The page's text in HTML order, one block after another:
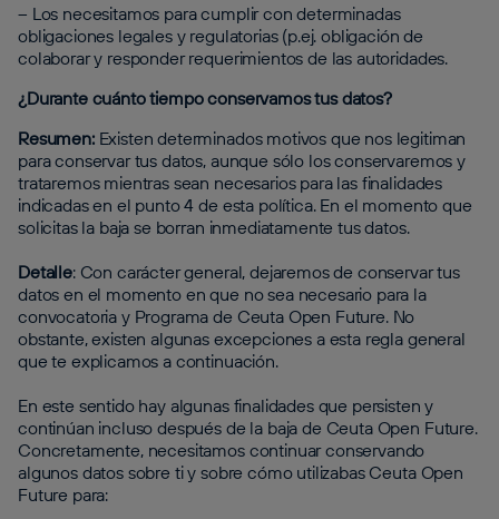
– Los necesitamos para cumplir con determinadas
obligaciones legales y regulatorias (p.ej. obligación de
colaborar y responder requerimientos de las autoridades.
¿Durante cuánto tiempo conservamos tus datos?
Resumen:Existen determinados motivos que nos legitiman
para conservar tus datos, aunque sólo los conservaremos y
trataremos mientras sean necesarios para las finalidades
indicadas en el punto 4 de esta política. En el momento que
solicitas la baja se borran inmediatamente tus datos.
Detalle: Con carácter general, dejaremos de conservar tus
datos en el momento en que no sea necesario para la
convocatoria y Programa de Ceuta Open Future. No
obstante, existen algunas excepciones a esta regla general
que te explicamos a continuación.
En este sentido hay algunas finalidades que persisten y
continúan incluso después de la baja de Ceuta Open Future.
Concretamente, necesitamos continuar conservando
algunos datos sobre ti y sobre cómo utilizabas Ceuta Open
Future para: ‍